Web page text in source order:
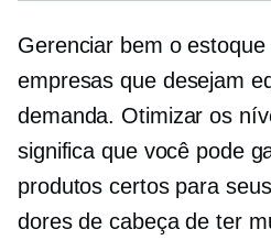
Gerenciar bem o
empresas que desejam
demanda. Otimizar os
significa que você pode
produtos certos para
dores de cabeça de ter